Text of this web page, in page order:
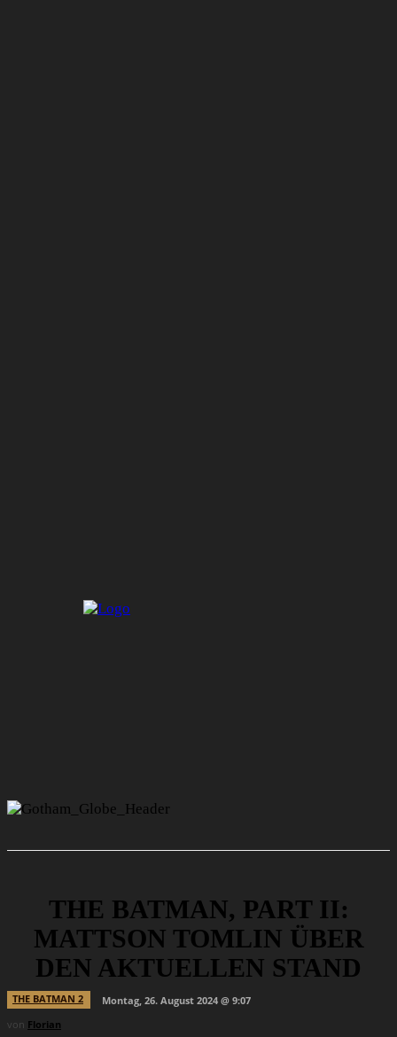
THE BATMAN, PART II:
MATTSON TOMLIN ÜBER
DEN AKTUELLEN STAND
THE BATMAN 2
Montag, 26. August 2024 @ 9:07
von Florian